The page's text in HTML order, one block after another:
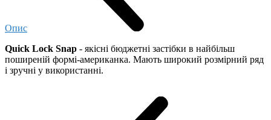
Опис
Quick Lock Snap - якісні бюджетні застібки в найбільш
поширеній формі-американка. Мають широкий розмірний ряд
і зручні у використанні.